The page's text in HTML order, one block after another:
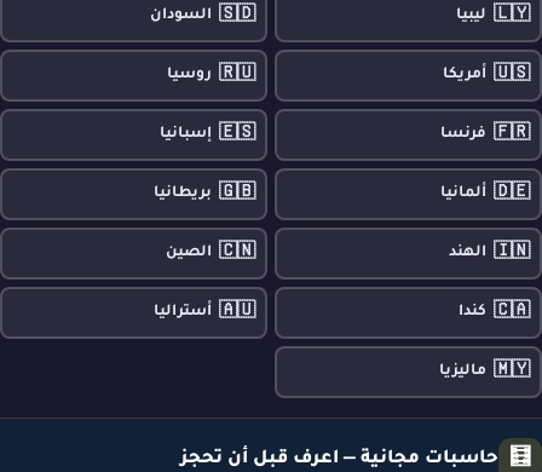
🇱🇾 ليبيا 🇸🇩 السودان
🇺🇸 أمريكا 🇷🇺 روسيا
🇫🇷 فرنسا 🇪🇸 إسبانيا
🇩🇪 ألمانيا 🇬🇧 بريطانيا
🇮🇳 الهند 🇨🇳 الصين
🇨🇦 كندا 🇦🇺 أستراليا
🇲🇾 ماليزيا
🧮 حاسبات مجانية — اعرف قبل أن تحجز